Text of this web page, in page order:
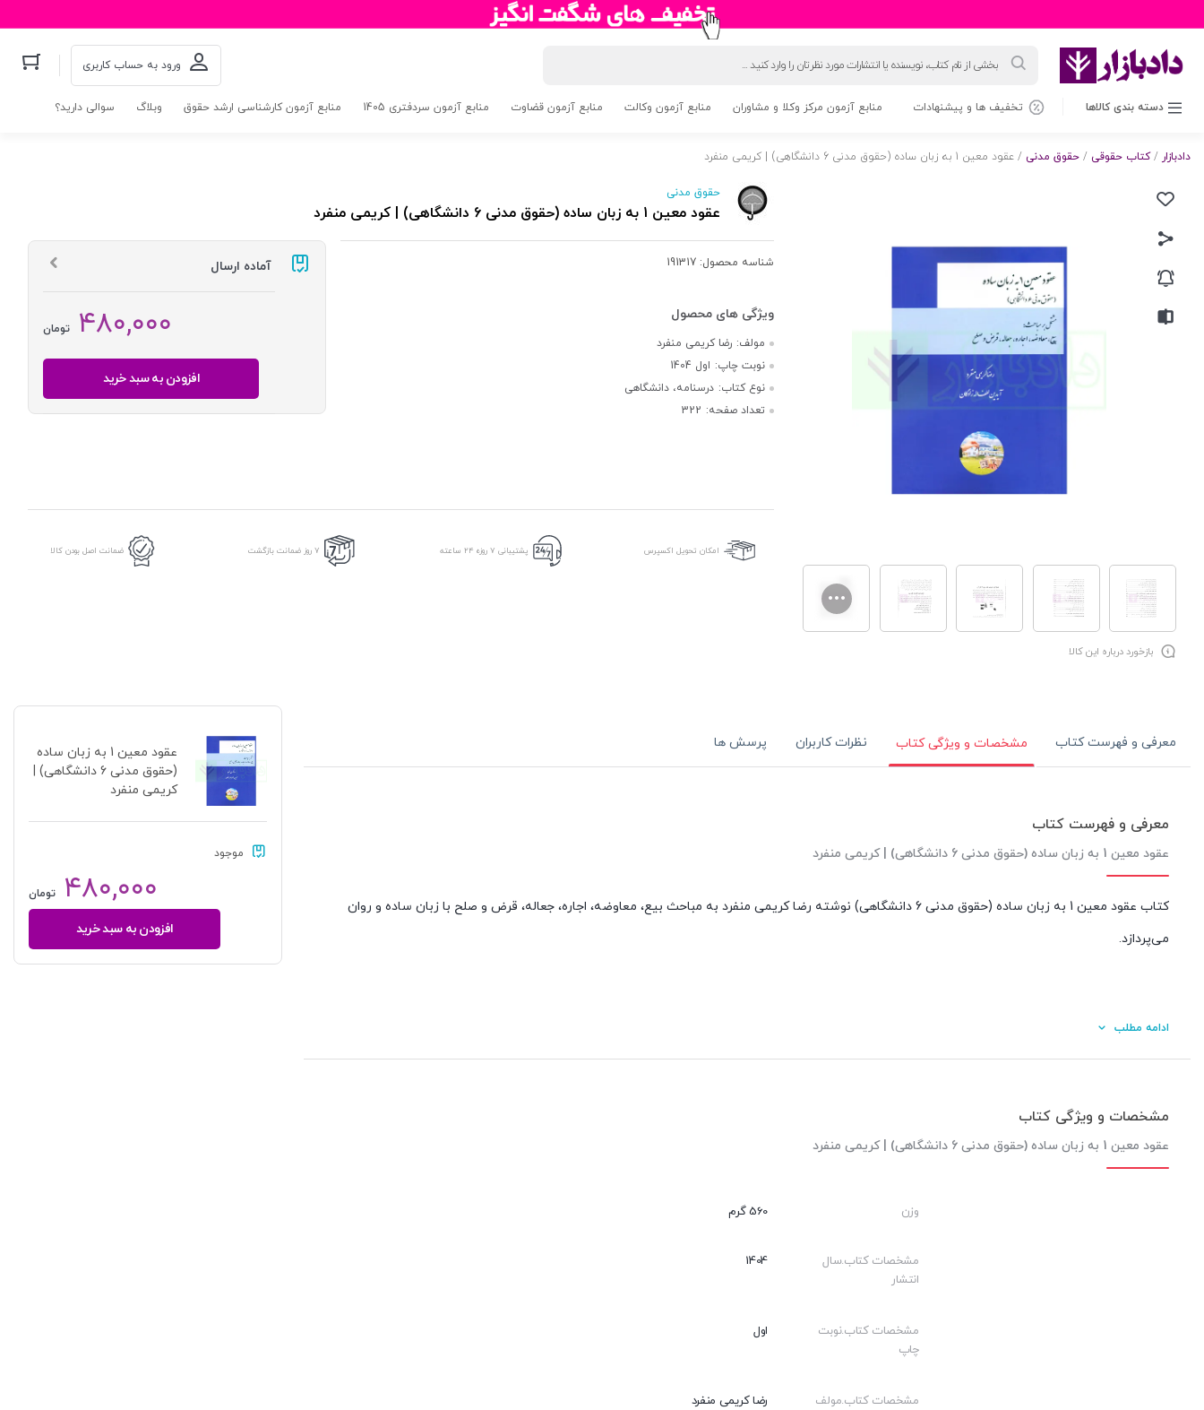
محصولات ورود به حساب کاربری
دسته بندی کالاها تخفیف ها و پیشنهادات منابع آزمون مرکز وکلا و مشاوران منابع آزمون وکالت منابع آزمون قضاوت منابع آزمون سردفتری 1405 منابع آزمون کارشناسی ارشد حقوق وبلاگ سوالی دارید؟
دادبازار /کتاب حقوقی / حقوق مدنی / عقود معین 1 به زبان ساده (حقوق مدنی 6 دانشگاهی) | کریمی منفرد
حقوق مدنی
عقود معین 1 به زبان ساده (حقوق مدنی 6 دانشگاهی) | کریمی منفرد
شناسه محصول: 191317
مولف: رضا کریمی منفرد
نوبت چاپ: اول 1404
نوع کتاب: درسنامه، دانشگاهی
تعداد صفحه: 322
آماده ارسال
۴۸۰,۰۰۰ تومان
1
6
|
افزودن به سبد خرید
امکان تحویل اکسپرس پشتیبانی ۷ روزه ۲۴ ساعته 7 روز ضمانت بازگشت ضمانت اصل بودن کالا
بازخورد درباره این کالا
عقود معین 1 به زبان ساده
(حقوق مدنی 6 دانشگاهی) |
کریمی منفرد
موجود
۴۸۰,۰۰۰ تومان
افزودن به سبد خرید
معرفی و فهرست کتاب مشخصات و ویژگی کتاب نظرات کاربران پرسش ها
معرفی و فهرست کتاب
عقود معین 1 به زبان ساده (حقوق مدنی 6 دانشگاهی) | کریمی منفرد
کتاب عقود معین 1 به زبان ساده (حقوق مدنی 6 دانشگاهی) نوشته رضا کریمی منفرد به مباحث بیع، معاوضه، اجاره، جعاله، قرض و صلح با زبان ساده و روان
می‌پردازد.
ادامه مطلب
مشخصات و ویژگی کتاب
عقود معین 1 به زبان ساده (حقوق مدنی 6 دانشگاهی) | کریمی منفرد
وزن 560 گرم
مشخصات کتاب.سال
انتشار
1404
مشخصات کتاب.نوبت
چاپ
اول
مشخصات کتاب.مولف
رضا کریمی منفرد